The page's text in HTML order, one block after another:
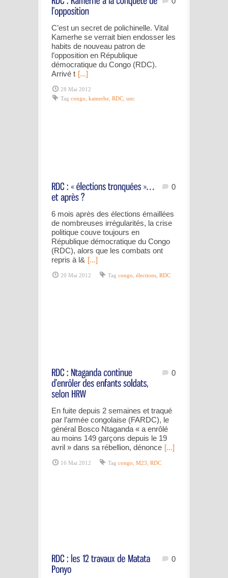
C’est un secret de polichinelle. Vital
Kamerhe se verrait bien endosser les
habits de nouveau patron de
l’opposition en République
démocratique du Congo (RDC).
Arrivé t [...]
28 Mai 2012
Tag congo kamerhe RDC unc
0
6 mois après des élections émaillées
de nombreuses irrégularités, la crise
politique couve toujours en
République démocratique du Congo
(RDC), alors que les combats ont
repris à l& [...]
20 Mai 2012 Tag congo élections RDC
0
En fuite depuis 2 semaines et traqué
par l’armée congolaise (FARDC), le
général Bosco Ntaganda « a enrôlé
au moins 149 garçons depuis le 19
avril » dans sa rébellion, dénonce [...]
16 Mai 2012 Tag congo, M23, RDC
0